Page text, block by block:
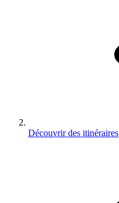
Découvrir des itinéraires